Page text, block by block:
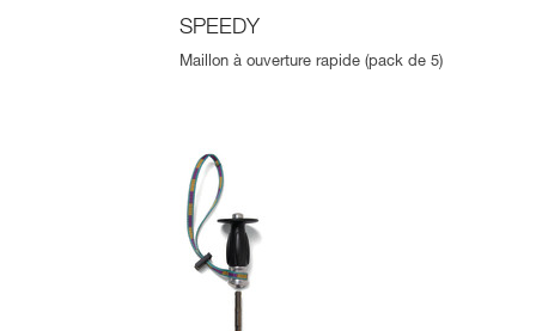
SPEEDY
Maillon à ouverture rapide (pack de 5)